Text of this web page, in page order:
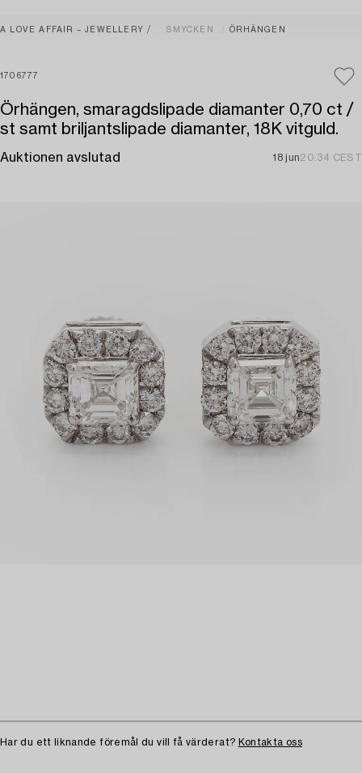
A LOVE AFFAIR – JEWELLERY SMYCKEN ÖRHÄNGEN
1706777
Örhängen, smaragdslipade diamanter 0,70 ct /
st samt briljantslipade diamanter, 18K vitguld.
Auktionen avslutad 18 jun20:34 CEST
Har du ett liknande föremål du vill få värderat? Kontakta oss